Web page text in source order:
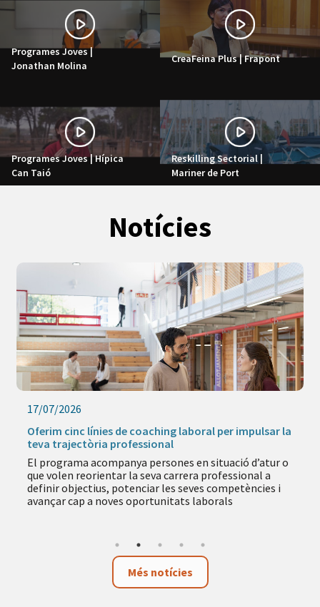
Programes Joves |
Jonathan Molina
CreaFeina Plus | Frapont
Programes Joves | Hípica
Can Taió
Reskilling Sectorial |
Mariner de Port
Notícies
17/07/2026
Oferim cinc línies de coaching laboral per impulsar la
teva trajectòria professional
El programa acompanya persones en situació d’atur o
que volen reorientar la seva carrera professional a
definir objectius, potenciar les seves competències i
avançar cap a noves oportunitats laborals
Més notícies